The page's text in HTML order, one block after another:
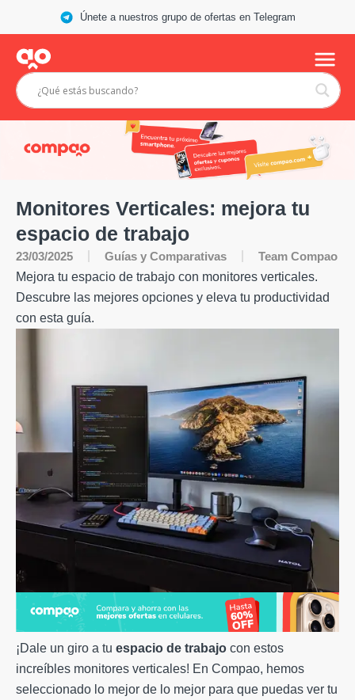
Únete a nuestros grupo de ofertas en Telegram
Monitores Verticales: mejora tu
espacio de trabajo
23/03/2025 Guías y Comparativas
Team Compao
Mejora tu espacio de trabajo con monitores verticales.
Descubre las mejores opciones y eleva tu productividad
con esta guía.
¡Dale un giro a tu espacio de trabajo con estos
increíbles monitores verticales! En Compao, hemos
seleccionado lo mejor de lo mejor para que puedas ver tu